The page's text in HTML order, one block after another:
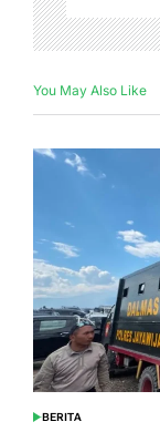
You May Also Like
POSTED
BERITA